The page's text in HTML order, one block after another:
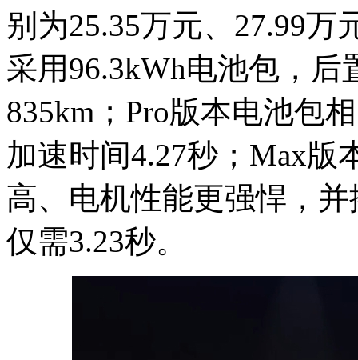
别为25.35万元、27.99万
采用96.3kWh电池包，
835km；Pro版本电池包
加速时间4.27秒；Max版
高、电机性能更强悍，
仅需3.23秒。